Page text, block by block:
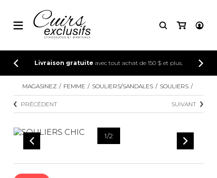
CONNEXION
INSCRIPTION
Livraison gratuite avec tout achat de 150 $ et plus.
MAGASINEZ FEMME SOULIERS/SANDALES SOULIERS
PRÉCÉDENT SUIVANT
1/2